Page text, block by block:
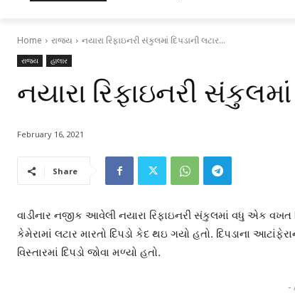
Home રાજ્ય નયારા રિફાઇનરી સંકુલમાં દિપડાની લટાર...
રાજ્ય હાલાર
નયારા રિફાઇનરી સંકુલમાં
February 16, 2021
Share
વાડીનાર નજીક આવેલી નયારા રિફાઇનરી સંકુલમાં વધુ એક વખત
કેમેરામાં લટાર મારતો દિપડો કેદ થઇ ગયો હતો. દિપડાના
વિસ્તારમાં દિપડો જોવા મળ્યો હતો.
-